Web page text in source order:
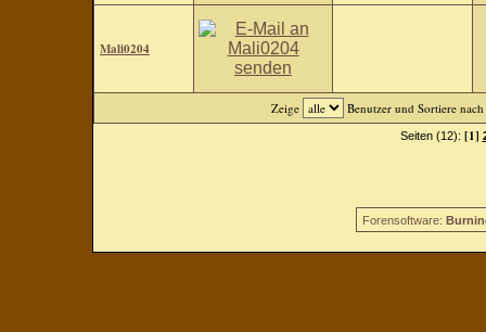
Mali0204
Zeige Benutzer und Sortiere nach
Seiten (12): [1]
Forensoftware: